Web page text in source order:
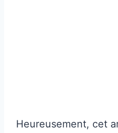
Heureusement, cet